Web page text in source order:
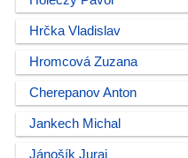
Hrčka Vladislav
Hromcová Zuzana
Cherepanov Anton
Jankech Michal
Jánošík Juraj